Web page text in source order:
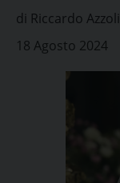
di Riccardo
18 Agosto 2024